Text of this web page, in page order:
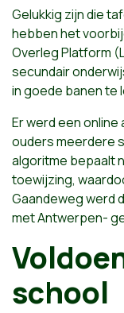
Gelukkig zijn die
hebben het
Overleg Platform
secundair
in goede banen te
Er werd een
ouders meerdere
algoritme bepaalt
toewijzing,
Gaandeweg werd
met Antwerpen-
school